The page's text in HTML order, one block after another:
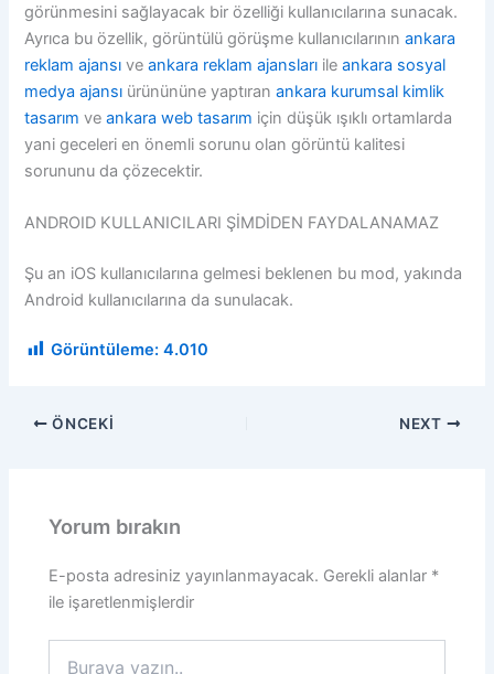
görünmesini sağlayacak bir özelliği kullanıcılarına sunacak.
Ayrıca bu özellik, görüntülü görüşme kullanıcılarınınankara
reklam ajansı veankara reklam ajansları ile ankara sosyal
medya ajansı ürünününe yaptıranankara kurumsal kimlik
tasarım veankara web tasarım için düşük ışıklı ortamlarda
yani geceleri en önemli sorunu olan görüntü kalitesi
sorununu da çözecektir.
ANDROID KULLANICILARI ŞİMDİDEN FAYDALANAMAZ
Şu an iOS kullanıcılarına gelmesi beklenen bu mod, yakında
Android kullanıcılarına da sunulacak.
Görüntüleme: 4.010
ÖNCEKI NEXT
Yorum bırakın
E-posta adresiniz yayınlanmayacak. Gerekli alanlar *
ile işaretlenmişlerdir